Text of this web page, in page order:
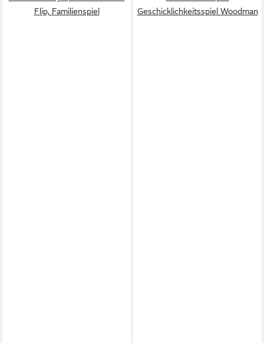
Flip, Familienspiel
Geschicklichkeitsspiel Woodman